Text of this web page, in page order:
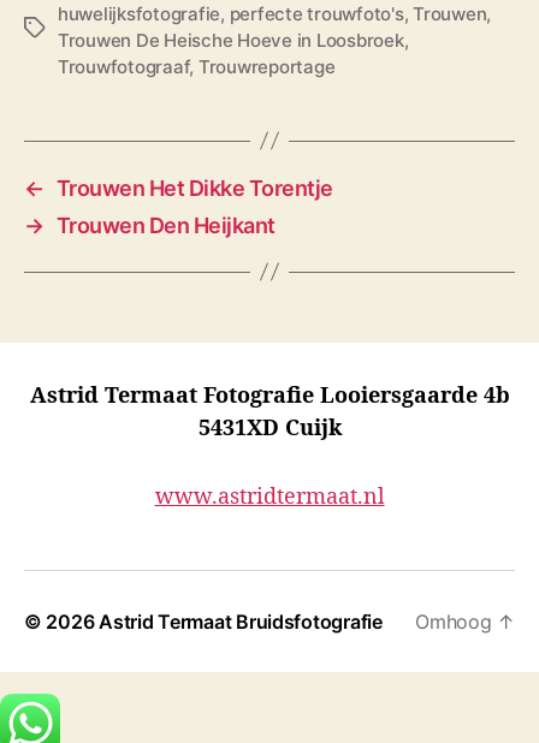
T
huwelijksfotografie, perfecte trouwfoto's,Trouwen,
Trouwen De Heische Hoeve in Loosbroek,
Trouwfotograaf, Trouwreportage
← Trouwen Het Dikke Torentje
→ Trouwen Den Heijkant
Astrid Termaat Fotografie Looiersgaarde 4b
5431XD Cuijk
www.astridtermaat.nl
© 2026Astrid Termaat Bruidsfotografie Omhoog ↑